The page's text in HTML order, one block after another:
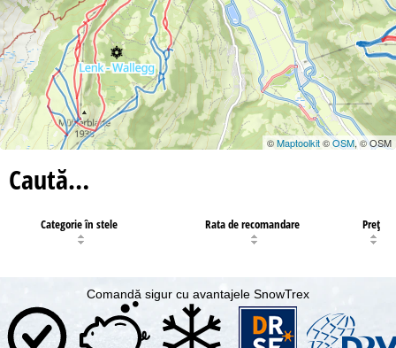
©Maptoolkit©OSM, © OSM
Caută…
Categorie în stele Rata de recomandare Preţ
Comandă sigur cu avantajele SnowTrex